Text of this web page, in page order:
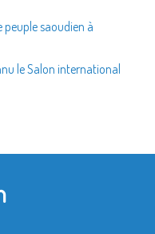
peuple saoudien à
le Salon international